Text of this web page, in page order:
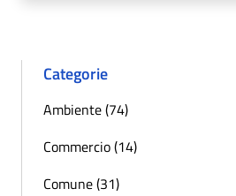
Categorie
Ambiente (74)
Commercio (14)
Comune (31)